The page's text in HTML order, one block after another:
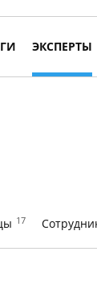
ЭКСПЕРТЫ
17